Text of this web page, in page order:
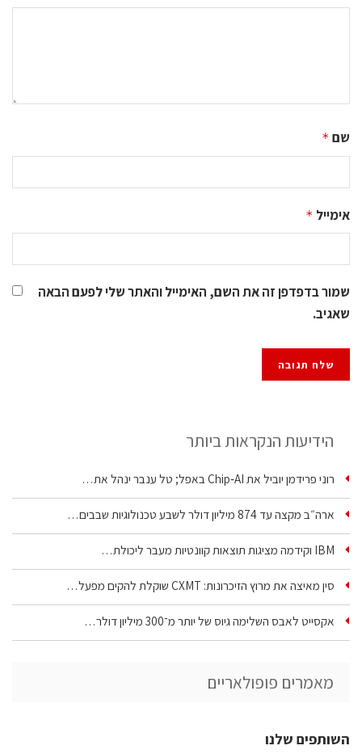
שם *
אימייל *
שמור בדפדפן זה את השם, האימייל והאתר שלי לפעם הבאה
שאגיב.
הידיעות הנקראות ביותר
רוני פרידמן יוביל את Chip‑AI באפל; טל ענבר ינהל את…
ארה״ב מקצה עד 874 מיליון דולר לשבע טכנולוגיות שבבים…
IBM וקידמה מציגות תוצאות קוונטיות מעבר ליכולת…
סין מאיצה את מרוץ הזיכרונות: CXMT שוקלת להקים מפעל…
אקסייט לאבס השלימה גיוס של יותר מ־300 מיליון דולר…
מאמרים פופולאריים
השותפים שלנו